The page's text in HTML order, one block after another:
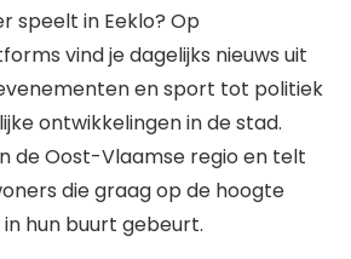
speelt in Eeklo? Op
vind je dagelijks nieuws uit
en sport tot politiek
ontwikkelingen in de stad.
de Oost-Vlaamse regio en telt
die graag op de hoogte
hun buurt gebeurt.